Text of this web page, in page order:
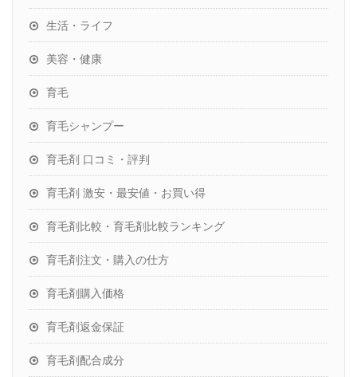
生活・ライフ
美容・健康
育毛
育毛シャンプー
育毛剤 口コミ・評判
育毛剤 激安・最安値・お買い得
育毛剤比較・育毛剤比較ランキング
育毛剤注文・購入の仕方
育毛剤購入価格
育毛剤返金保証
育毛剤配合成分